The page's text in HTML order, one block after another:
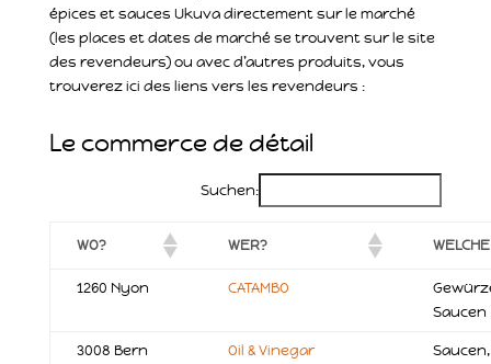
épices et sauces Ukuva directement sur le marché
(les places et dates de marché se trouvent sur le site
des revendeurs) ou avec d’autres produits, vous
trouverez ici des liens vers les revendeurs :
Le commerce de détail
Suchen:
WO? WER?
1260 Nyon CATAMBO
Saucen
3008 Bern Oil & Vinegar
Saucen,